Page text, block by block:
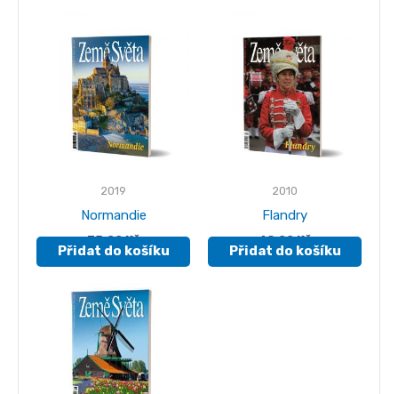
2019
Normandie
75.00Kč
Přidat do košíku
2010
Flandry
49.00Kč
Přidat do košíku